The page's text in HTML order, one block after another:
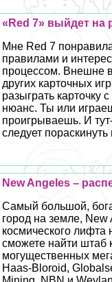
«Red 7» выйдет на
Мне Red 7
правилами и
процессом. Внешне
других карточных
разыграть карточку
нюанс. Ты или
проигрываешь. И
следует
New Angeles –
Самый большой,
город на земле,
космического лифта
сможете найти штаб
могущественных
Haas-Bloroid,